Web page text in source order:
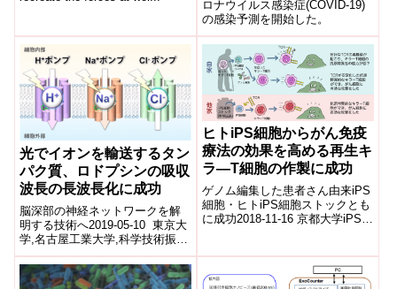
ロナウイルス感染症(COVID-19)
の感染予測を開始した。
光でイオンを輸送するタン
パク質、ロドプシンの吸収
波長の長波長化に成功
脳深部の神経ネットワークを解
明する技術へ2019-05-10 東京大
学,名古屋工業大学,科学技術振興
機構ポイント 脳科学研究分野で
用いられる、光でイオンを輸
送...
ヒトiPS細胞からがん免疫
療法の効果を高める再生キ
ラ―T細胞の作製に成功
ゲノム編集した患者さん由来iPS
細胞・ヒトiPS細胞ストックとも
に成功2018-11-16 京都大学iPS細